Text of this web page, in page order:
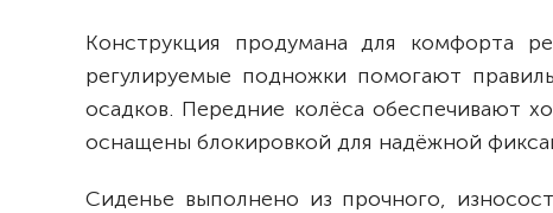
Конструкция продумана для комфорта
регулируемые подножки помогают
осадков. Передние колёса обеспечивают
оснащены блокировкой для надёжной
Сиденье выполнено из прочного,